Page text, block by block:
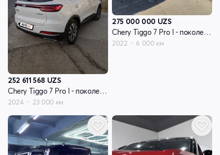
252 611 568 UZS
Chery Tiggo 7 Pro I - поколение
2024 23 000 км
275 000 000 UZS
Chery Tiggo 7 Pro I - поколение
2022 6 000 км